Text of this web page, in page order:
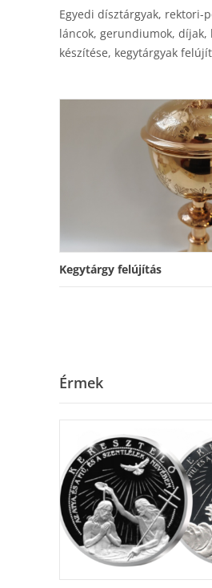
Egyedi dísztárgyak, rektori-
láncok, gerundiumok, díjak,
készítése, kegytárgyak
Kegytárgy felújítás
Érmek